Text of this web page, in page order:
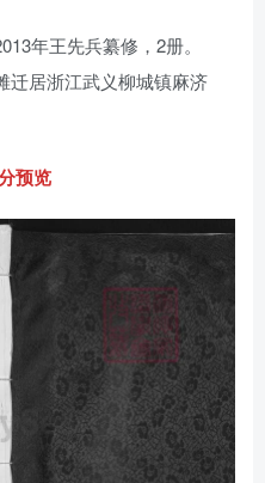
年王先兵纂修，2册。
迁居浙江武义柳城镇麻济
预览